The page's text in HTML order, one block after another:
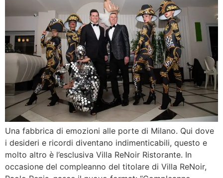
Una fabbrica di emozioni alle porte di Milano. Qui dove
i desideri e ricordi diventano indimenticabili, questo e
molto altro è l’esclusiva Villa ReNoir Ristorante. In
occasione del compleanno del titolare di Villa ReNoir,